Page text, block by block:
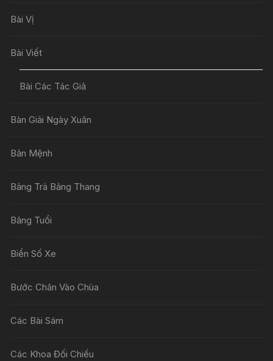
Bài Vị
Bài Viết
Bài Các Tác Giả
Bàn Giải Ngày Xuân
Bản Mệnh
Bảng Trà Bảng Thang
Bảng Tuổi
Biển Số Xe
Bước Chân Vào Chùa
Các Bài Sám
Các Khoa Đối Chiếu